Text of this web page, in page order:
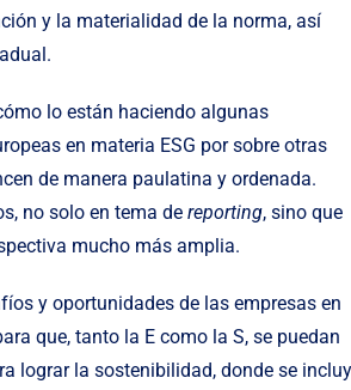
y la materialidad de la norma, así
lo están haciendo algunas
en materia ESG por sobre otras
de manera paulatina y ordenada.
no solo en tema de reporting, sino que
mucho más amplia.
y oportunidades de las empresas en
que, tanto la E como la S, se puedan
lograr la sostenibilidad, donde se